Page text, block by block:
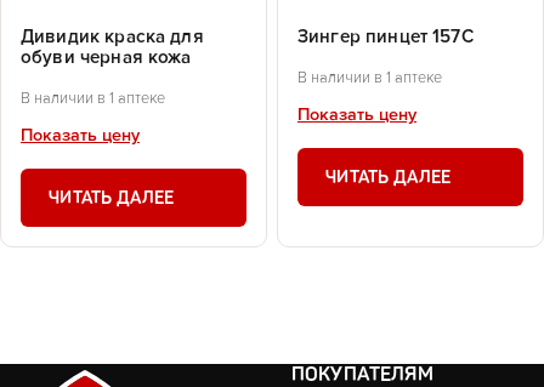
Дивидик краска для
обуви черная кожа
В наличии в 1 аптеке
Показать цену
ЧИТАТЬ ДАЛЕЕ
Зингер пинцет 157С
В наличии в 1 аптеке
Показать цену
ЧИТАТЬ ДАЛЕЕ
ПОКУПАТЕЛЯМ